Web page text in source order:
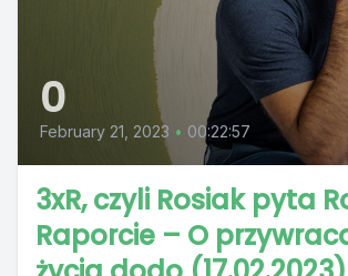
0
February 21, 2023 • 00:22:57
3xR, czyli Rosiak pyta
Raporcie – O